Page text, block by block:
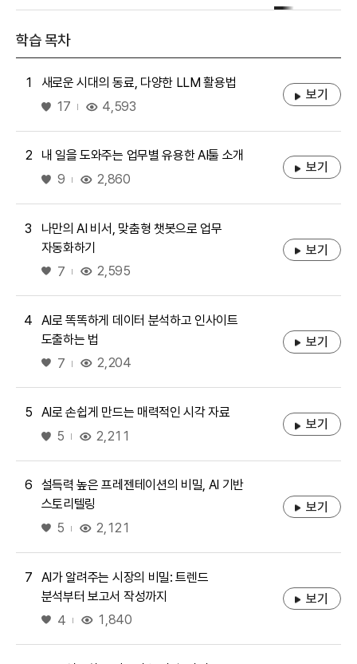
학습 목차
1
새로운 시대의 동료, 다양한 LLM 활용법
좋아요
17 4,593
보기
2
내 일을 도와주는 업무별 유용한 AI툴 소개
좋아요
9 2,860
보기
3
나만의 AI 비서, 맞춤형 챗봇으로 업무
자동화하기
좋아요
7 2,595
보기
4
AI로 똑똑하게 데이터 분석하고 인사이트
도출하는 법
좋아요
7 2,204
보기
5
AI로 손쉽게 만드는 매력적인 시각 자료
좋아요
5 2,211
보기
6
설득력 높은 프레젠테이션의 비밀, AI 기반
스토리텔링
좋아요
5 2,121
보기
7
AI가 알려주는 시장의 비밀: 트렌드
분석부터 보고서 작성까지
좋아요
4 1,840
보기